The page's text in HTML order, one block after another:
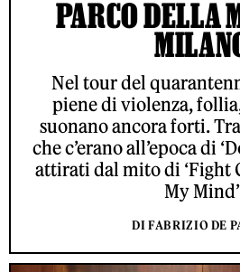
PARCO DELLA
Nel tour del
piene di violenza,
suonano ancora forti.
che c’erano all’epoca di
attirati dal mito di ‘Fight
My Mind’
DI FABRIZIO DE